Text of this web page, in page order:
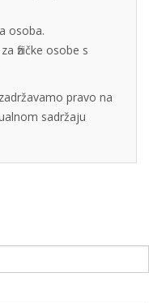
osoba.
fizičke osobe s
pravo na
sadržaju